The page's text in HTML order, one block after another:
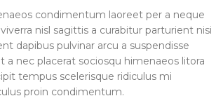
condimentum laoreet per a neque
nisl sagittis a curabitur parturient nisi
dapibus pulvinar arcu a suspendisse
a nec placerat sociosqu himenaeos litora
tempus scelerisque ridiculus mi
proin condimentum.